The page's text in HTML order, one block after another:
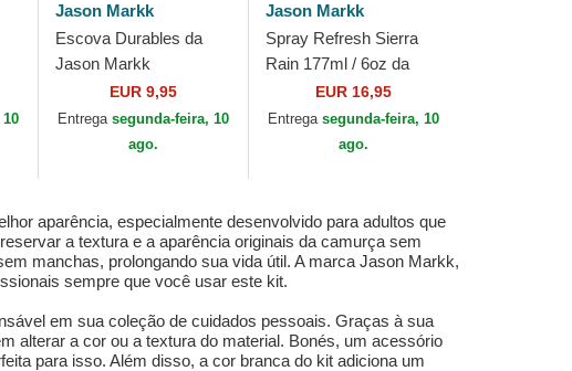
Jason Markk
Escova Durables da
Jason Markk
EUR 9,95
Entrega segunda-feira, 10
ago.
Jason Markk
Spray Refresh Sierra
Rain 177ml / 6oz da
Jason Markk
EUR 16,95
Entregasegunda-feira, 10
ago.
aparência, especialmente desenvolvido para adultos que
a textura e a aparência originais da camurça sem
manchas, prolongando sua vida útil. A marca Jason Markk,
sempre que você usar este kit.
em sua coleção de cuidados pessoais. Graças à sua
alterar a cor ou a textura do material. Bonés, um acessório
para isso. Além disso, a cor branca do kit adiciona um